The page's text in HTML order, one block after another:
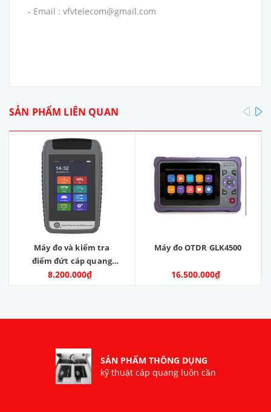
- Email : vfvtelecom@gmail.com
SẢN PHẨM LIÊN QUAN
Máy đo và kiểm tra
điểm đứt cáp quang
OTDR. Model: OTDR-V9.
8.200.000₫
Máy đo OTDR GLK4500
16.500.000₫
SẢN PHẨM THÔNG DỤNG
kỹ thuật cáp quang luôn cần